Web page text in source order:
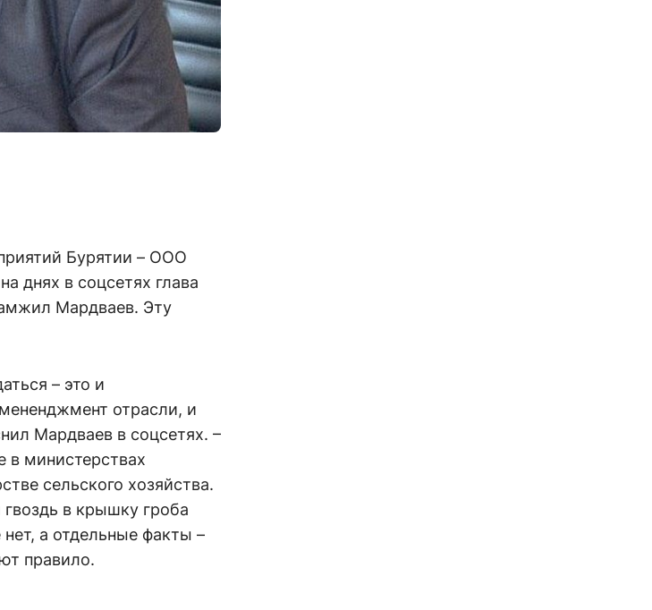
Бурятии – ООО
на днях в соцсетях глава
Мардваев. Эту
– это и
отрасли, и
Мардваев в соцсетях. –
в министерствах
сельского хозяйства.
в крышку гроба
а отдельные факты –
правило.